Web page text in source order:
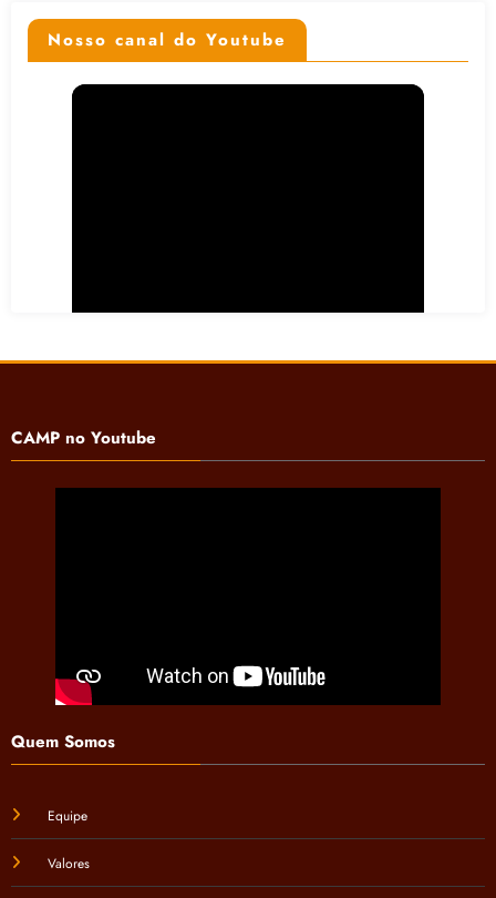
Nosso canal do Youtube
CAMP no Youtube
Quem Somos
Equipe
Valores